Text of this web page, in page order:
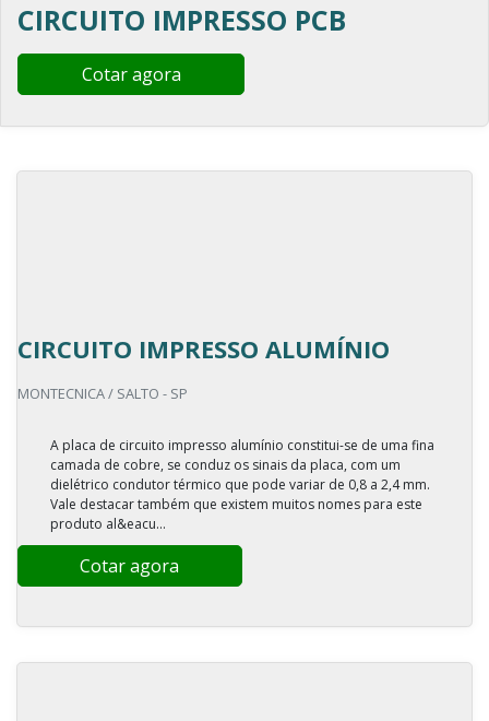
CIRCUITO IMPRESSO PCB
Cotar agora
CIRCUITO IMPRESSO ALUMÍNIO
MONTECNICA / SALTO - SP
A placa de circuito impresso alumínio constitui-se de uma fina
camada de cobre, se conduz os sinais da placa, com um
dielétrico condutor térmico que pode variar de 0,8 a 2,4 mm.
Vale destacar também que existem muitos nomes para este
produto al&eacu...
Cotar agora